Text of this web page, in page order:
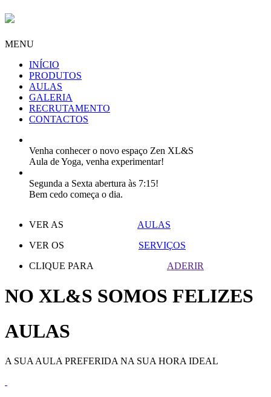
MENU
INÍCIO
PRODUTOS
AULAS
GALERIA
RECRUTAMENTO
CONTACTOS
Venha conhecer o novo espaço Zen XL&S
Aula de Yoga, venha experimentar!
Segunda a Sexta abertura às 7:15!
Bem cedo começa o dia.
VER AS
AULAS
VER OS
SERVIÇOS
CLIQUE PARA
ADERIR
NO XL&S SOMOS FELIZES
AULAS
A SUA AULA PREFERIDA NA SUA HORA IDEAL